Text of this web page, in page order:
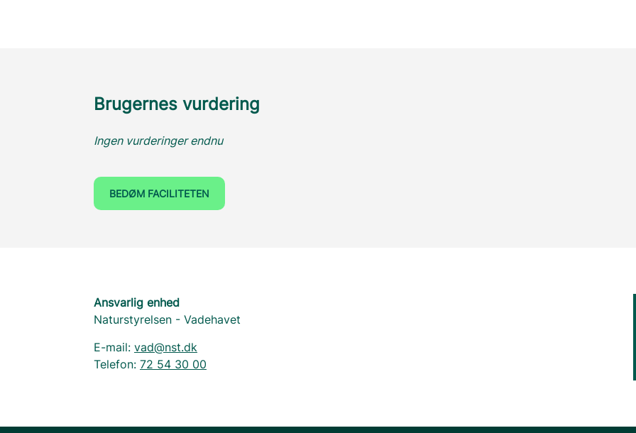
Brugernes vurdering
Ingen vurderinger endnu
BEDØM FACILITETEN
Ansvarlig enhed
Naturstyrelsen - Vadehavet
E-mail: vad@nst.dk
Telefon: 72 54 30 00